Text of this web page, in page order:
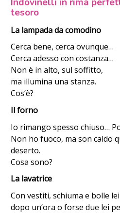
tesoro
La lampada da comodino
Cerca bene, cerca ovunque…
Cerca adesso con costanza…
Non è in alto, sul soffitto,
ma illumina una stanza.
Cos’è?
Il forno
Io rimango spesso chiuso…
Non ho fuoco, ma son caldo
deserto.
Cosa sono?
La lavatrice
Con vestiti, schiuma e bolle
dopo un’ora o forse due lei